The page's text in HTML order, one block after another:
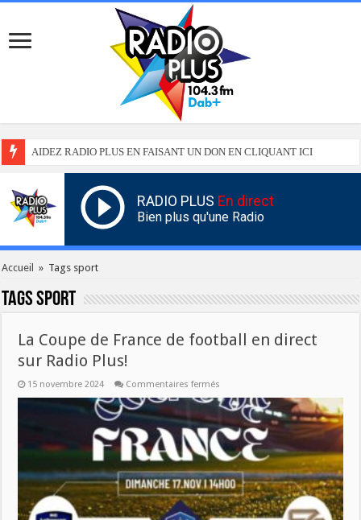
AIDEZ RADIO PLUS EN FAISANT UN DON EN CLIQUANT ICI
RADIO PLUS En direct
Bien plus qu'une Radio
Accueil » Tags sport
Tagssport
La Coupe de France de football en direct
sur Radio Plus!
15 novembre 2024 Commentaires fermés
Coupe
France
de
football
en
direct
sur
Radio
Plus!